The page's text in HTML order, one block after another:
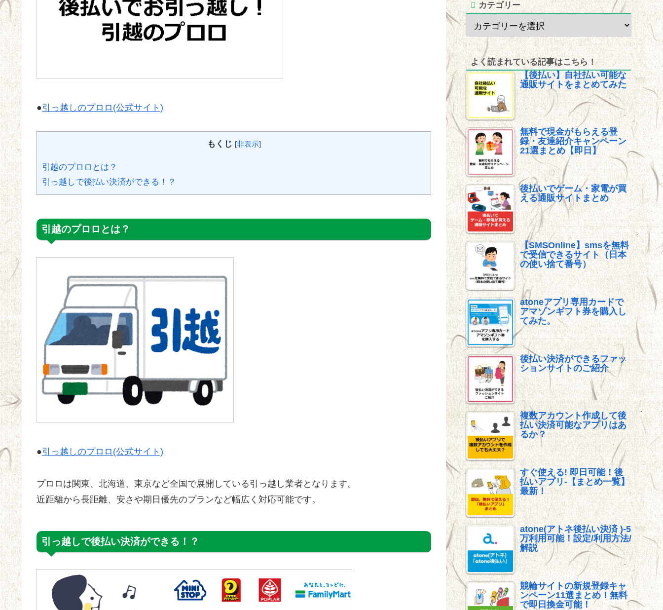
●引っ越しのプロロ(公式サイト)
もくじ [非表示]
引越のプロロとは？
引っ越しで後払い決済ができる！？
引越のプロロとは？
●引っ越しのプロロ(公式サイト)
プロロは関東、北海道、東京など全国で展開している引っ越し業者となります。
近距離から長距離、安さや期日優先のプランなど幅広く対応可能です。
引っ越しで後払い決済ができる！？
カテゴリー
よく読まれている記事はこちら！
【後払い】自社払い可能な
通販サイトをまとめてみた
無料で現金がもらえる登
録・友達紹介キャンペーン
21選まとめ【即日】
後払いでゲーム・家電が買
える通販サイトまとめ
【SMSOnline】smsを無料
で受信できるサイト（日本
の使い捨て番号）
atoneアプリ専用カードで
アマゾンギフト券を購入し
てみた。
後払い決済ができるファッ
ションサイトのご紹介
複数アカウント作成して後
払い決済可能なアプリはあ
るか？
すぐ使える! 即日可能！後
払いアプリ-【まとめ一覧】
最新！
atone(アトネ後払い決済 )-5
万利用可能！設定/利用方法/
解説
競輪サイトの新規登録キャ
ンペーン11選まとめ！無料
で即日換金可能！